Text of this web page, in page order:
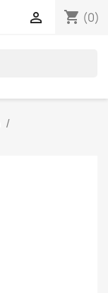
shopping_cart (0)
